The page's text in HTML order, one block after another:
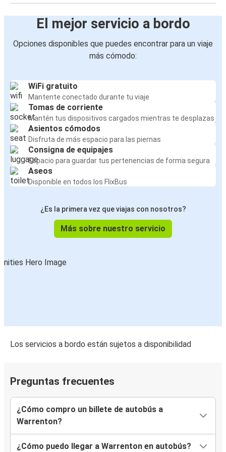
El mejor servicio a bordo
Opciones disponibles que puedes encontrar para un viaje
más cómodo:
WiFi gratuito
Mantente conectado durante tu viaje
Tomas de corriente
Mantén tus dispositivos cargados mientras te desplazas
Asientos cómodos
Disfruta de más espacio para las piernas
Consigna de equipajes
Espacio para guardar tus pertenencias de forma segura
Aseos
Disponible en todos los FlixBus
¿Es la primera vez que viajas con nosotros?
Más sobre nuestro servicio
Los servicios a bordo están sujetos a disponibilidad
Preguntas frecuentes
¿Cómo compro un billete de autobús a
Warrenton?
¿Cómo puedo llegar a Warrenton en autobús?